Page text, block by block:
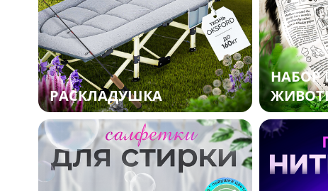
РАСКЛАДУШКА
НАБОР